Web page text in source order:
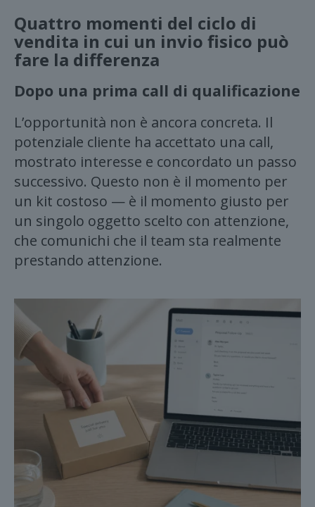
Quattro momenti del ciclo di
vendita in cui un invio fisico può
fare la differenza
Dopo una prima call di qualificazione
L’opportunità non è ancora concreta. Il
potenziale cliente ha accettato una call,
mostrato interesse e concordato un passo
successivo. Questo non è il momento per
un kit costoso — è il momento giusto per
un singolo oggetto scelto con attenzione,
che comunichi che il team sta realmente
prestando attenzione.